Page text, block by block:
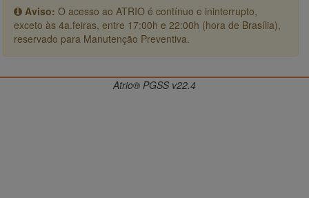
Aviso: O acesso ao ATRIO é contínuo e ininterrupto,
exceto às 4a.feiras, entre 17:00h e 22:00h (hora de Brasília),
reservado para Manutenção Preventiva.
Atrio® PGSS v22.4